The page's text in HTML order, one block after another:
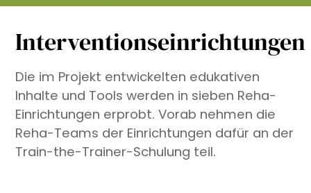
Interventionseinrichtungen
Die im Projekt entwickelten edukativen
Inhalte und Tools werden in sieben Reha-
Einrichtungen erprobt. Vorab nehmen die
Reha-Teams der Einrichtungen dafür an der
Train-the-Trainer-Schulung teil.